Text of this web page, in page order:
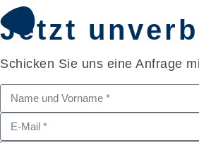
Jetzt
Schicken Sie uns eine Anfrage